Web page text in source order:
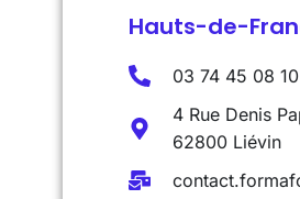
Hauts-de-
03 74 45 08 10
4 Rue Denis
62800 Liévin